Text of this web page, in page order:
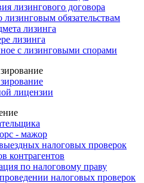
лизингового договора
обязательствам
лизинга
лизинга
с лизинговыми спорами
лицензии
- мажор
налоговых проверок
контрагентов
по налоговому праву
налоговых проверок